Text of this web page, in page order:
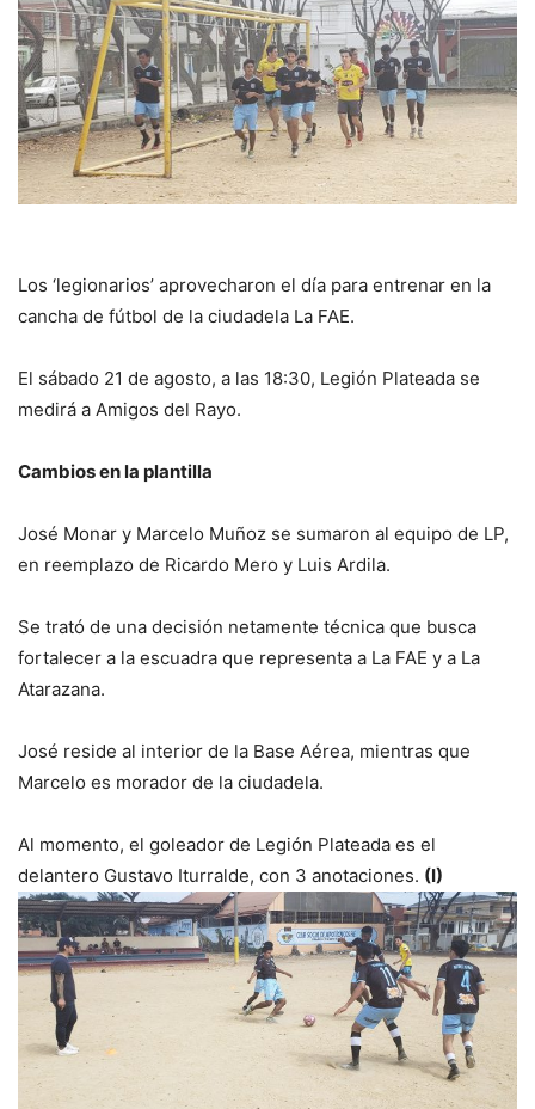
Los ‘legionarios’ aprovecharon el día para entrenar en la
cancha de fútbol de la ciudadela La FAE.
El sábado 21 de agosto, a las 18:30, Legión Plateada se
medirá a Amigos del Rayo.
Cambios en la plantilla
José Monar y Marcelo Muñoz se sumaron al equipo de LP,
en reemplazo de Ricardo Mero y Luis Ardila.
Se trató de una decisión netamente técnica que busca
fortalecer a la escuadra que representa a La FAE y a La
Atarazana.
José reside al interior de la Base Aérea, mientras que
Marcelo es morador de la ciudadela.
Al momento, el goleador de Legión Plateada es el
delantero Gustavo Iturralde, con 3 anotaciones. (I)